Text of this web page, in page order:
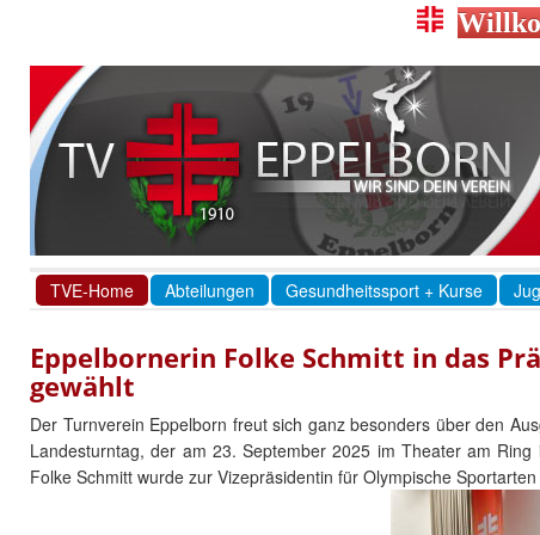
TVE-Home Abteilungen Gesundheitssport + Kurse
Eppelbornerin Folke Schmitt in das
gewählt
Der Turnverein Eppelborn freut sich ganz besonders über den
Landesturntag, der am 23. September 2025 im Theater am
Folke Schmitt wurde zur Vizepräsidentin für Olympische